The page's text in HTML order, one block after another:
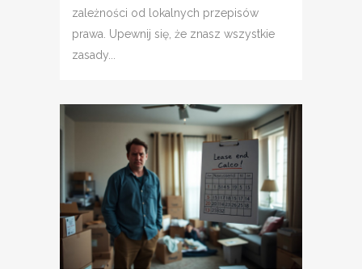
zależności od lokalnych przepisów
prawa. Upewnij się, że znasz wszystkie
zasady...